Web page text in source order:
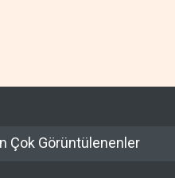
Çok Görüntülenenler